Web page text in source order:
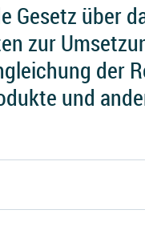
Gesetz über
zur
der
und